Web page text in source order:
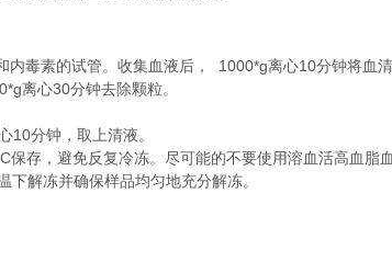
素的试管。收集血液后， 1000*g离心10分钟将血清
心30分钟去除颗粒。
分钟，取上清液。
避免反复冷冻。尽可能的不要使用溶血活高血脂血
解冻并确保样品均匀地充分解冻。